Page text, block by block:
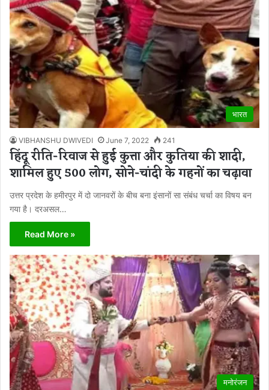
भारत
VIBHANSHU DWIVEDI June 7, 2022 241
हिंदू रीति-रिवाज से हुई कुत्ता और कुतिया की शादी,
शामिल हुए 500 लोग, सोने-चांदी के गहनों का चढ़ावा
उत्तर प्रदेश के हमीरपुर में दो जानवरों के बीच बना इंसानों सा संबंध चर्चा का विषय बन
गया है। दरअसल…
Read More »
मनोरंजन